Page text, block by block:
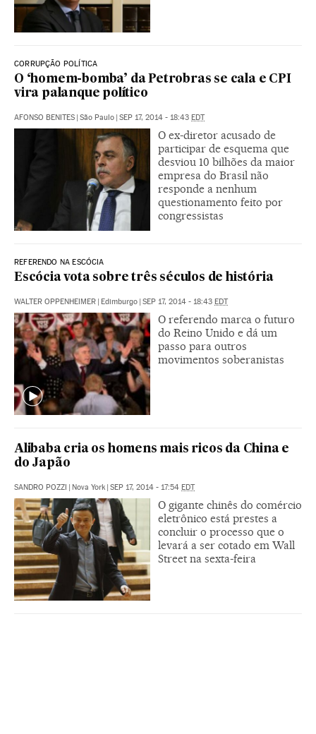
CORRUPÇÃO POLÍTICA
O ‘homem-bomba’ da Petrobras se cala e CPI
vira palanque político
AFONSO BENITES São Paulo SEP 17, 2014 - 18:43 EDT
O ex-diretor acusado de
participar de esquema que
desviou 10 bilhões da maior
empresa do Brasil não
responde a nenhum
questionamento feito por
congressistas
REFERENDO NA ESCÓCIA
Escócia vota sobre três séculos de história
WALTER OPPENHEIMER | Edimburgo | SEP 17, 2014 - 18:43 EDT
O referendo marca o futuro
do Reino Unido e dá um
passo para outros
movimentos soberanistas
Alibaba cria os homens mais ricos da China e
do Japão
SANDRO POZZI | Nova York | SEP 17, 2014 - 17:54 EDT
O gigante chinês do comércio
eletrônico está prestes a
concluir o processo que o
levará a ser cotado em Wall
Street na sexta-feira